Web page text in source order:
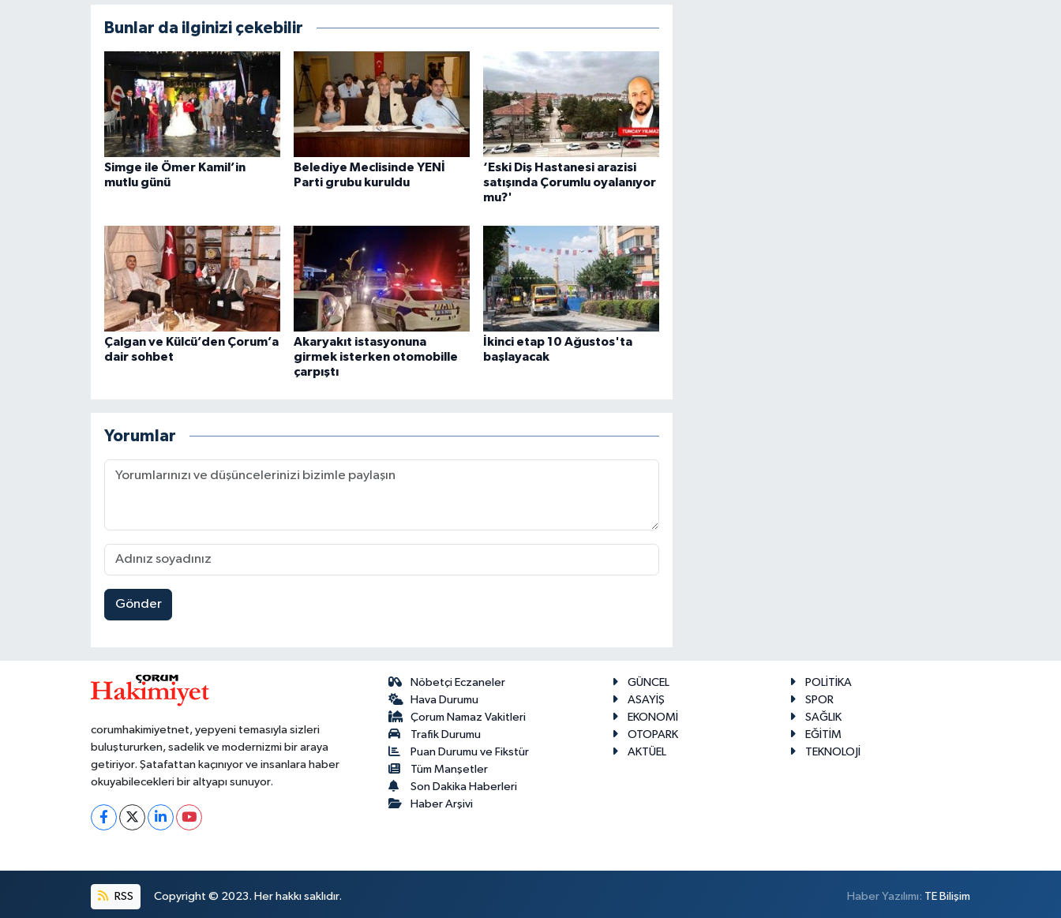
Bunlar da ilginizi çekebilir
Simge ile Ömer Kamil’in
mutlu günü
Belediye Meclisinde YENİ
Parti grubu kuruldu
‘Eski Diş Hastanesi arazisi
satışında Çorumlu oyalanıyor
mu?'
Çalgan ve Külcü’den Çorum’a
dair sohbet
Akaryakıt istasyonuna
girmek isterken otomobille
çarpıştı
İkinci etap 10 Ağustos'ta
başlayacak
Yorumlar
Gönder
corumhakimiyetnet, yepyeni temasıyla sizleri
buluştururken, sadelik ve modernizmi bir araya
getiriyor. Şatafattan kaçınıyor ve insanlara haber
okuyabilecekleri bir altyapı sunuyor.
Nöbetçi Eczaneler
Hava Durumu
Çorum Namaz Vakitleri
Trafik Durumu
Puan Durumu ve Fikstür
Tüm Manşetler
Son Dakika Haberleri
Haber Arşivi
GÜNCEL
POLİTİKA
ASAYİŞ
SPOR
EKONOMİ
SAĞLIK
OTOPARK
EĞİTİM
AKTÜEL
TEKNOLOJİ
RSS Copyright © 2023. Her hakkı saklıdır. Haber Yazılımı: TE Bilişim